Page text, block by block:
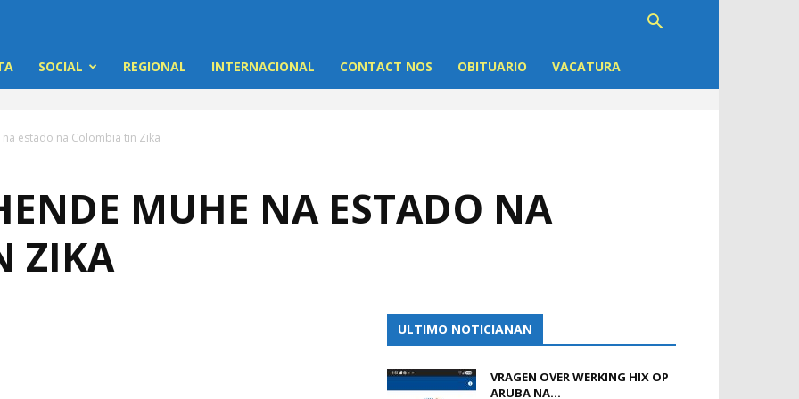
SOCIAL REGIONAL INTERNACIONAL CONTACT NOS OBITUARIO VACATURA
estado na Colombia tin Zika
MUHE NA ESTADO NA
ZIKA
ULTIMO NOTICIANAN
VRAGEN OVER WERKING HIX OP
ARUBA NA...